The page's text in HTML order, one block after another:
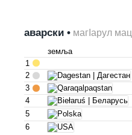
аварски • магІарул мацІ
земља
1
2
3
4
5
6